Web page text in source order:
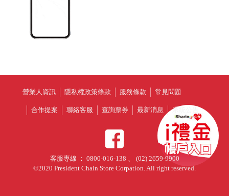
營業人資訊 隱私權政策條款 服務條款 常見問題
合作提案 聯絡客服 查詢票券 最新消息 系統公告
客服專線 ： 0800-016-138 、 (02) 2659-9900
©2020 President Chain Store Corpation. All right reserved.